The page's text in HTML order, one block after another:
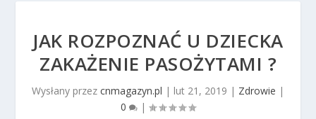
JAK ROZPOZNAĆ U DZIECKA
ZAKAŻENIE PASOŻYTAMI ?
Wysłany przez cnmagazyn.pl | lut 21, 2019 | Zdrowie |
0
|